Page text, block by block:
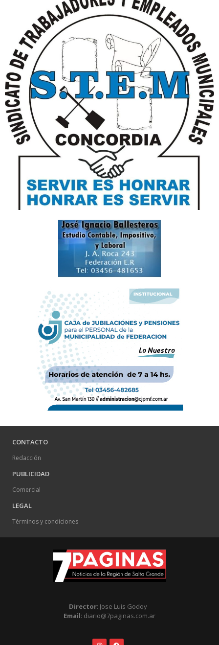
CONTACTO
Redacción
PUBLICIDAD
Comercial
LEGAL
Términos y condiciones
Director: Jose Luis Godoy
Email: diario@7paginas.com.ar